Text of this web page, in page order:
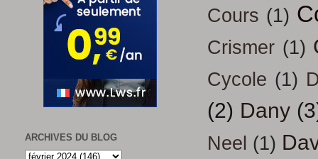
Cours (1)
Crismer (1)
Cycole (1)
(2) Dany
Neel (1)
ARCHIVES DU BLOG